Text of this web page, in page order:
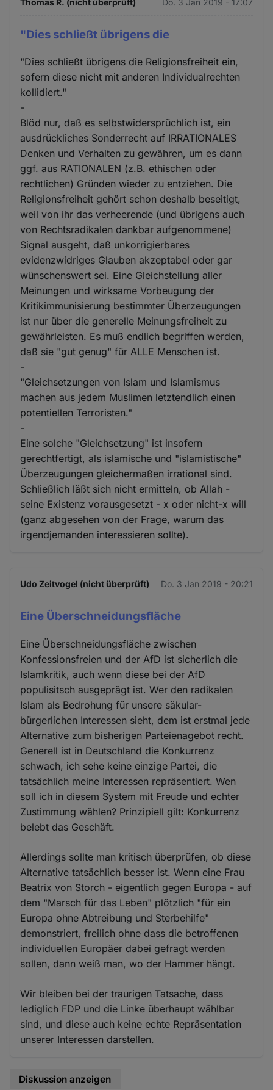
"Dies schließt übrigens die
"Dies schließt übrigens die Religionsfreiheit ein,
sofern diese nicht mit anderen Individualrechten
kollidiert."
-
Blöd nur, daß es selbstwidersprüchlich ist, ein
ausdrückliches Sonderrecht auf IRRATIONALES
Denken und Verhalten zu gewähren, um es dann
ggf. aus RATIONALEN (z.B. ethischen oder
rechtlichen) Gründen wieder zu entziehen. Die
Religionsfreiheit gehört schon deshalb beseitigt,
weil von ihr das verheerende (und übrigens auch
von Rechtsradikalen dankbar aufgenommene)
Signal ausgeht, daß unkorrigierbares
evidenzwidriges Glauben akzeptabel oder gar
wünschenswert sei. Eine Gleichstellung aller
Meinungen und wirksame Vorbeugung der
Kritikimmunisierung bestimmter Überzeugungen
ist nur über die generelle Meinungsfreiheit zu
gewährleisten. Es muß endlich begriffen werden,
daß sie "gut genug" für ALLE Menschen ist.
-
"Gleichsetzungen von Islam und Islamismus
machen aus jedem Muslimen letztendlich einen
potentiellen Terroristen."
-
Eine solche "Gleichsetzung" ist insofern
gerechtfertigt, als islamische und "islamistische"
Überzeugungen gleichermaßen irrational sind.
Schließlich läßt sich nicht ermitteln, ob Allah -
seine Existenz vorausgesetzt - x oder nicht-x will
(ganz abgesehen von der Frage, warum das
irgendjemanden interessieren sollte).
Udo Zeitvogel (nicht überprüft) Do. 3 Jan 2019 - 20:21
Eine Überschneidungsfläche
Eine Überschneidungsfläche zwischen
Konfessionsfreien und der AfD ist sicherlich die
Islamkritik, auch wenn diese bei der AfD
populisitsch ausgeprägt ist. Wer den radikalen
Islam als Bedrohung für unsere säkular-
bürgerlichen Interessen sieht, dem ist erstmal jede
Alternative zum bisherigen Parteienagebot recht.
Generell ist in Deutschland die Konkurrenz
schwach, ich sehe keine einzige Partei, die
tatsächlich meine Interessen repräsentiert. Wen
soll ich in diesem System mit Freude und echter
Zustimmung wählen? Prinzipiell gilt: Konkurrenz
belebt das Geschäft.
Allerdings sollte man kritisch überprüfen, ob diese
Alternative tatsächlich besser ist. Wenn eine Frau
Beatrix von Storch - eigentlich gegen Europa - auf
dem "Marsch für das Leben" plötzlich "für ein
Europa ohne Abtreibung und Sterbehilfe"
demonstriert, freilich ohne dass die betroffenen
individuellen Europäer dabei gefragt werden
sollen, dann weiß man, wo der Hammer hängt.
Wir bleiben bei der traurigen Tatsache, dass
lediglich FDP und die Linke überhaupt wählbar
sind, und diese auch keine echte Repräsentation
unserer Interessen darstellen.
Diskussion anzeigen